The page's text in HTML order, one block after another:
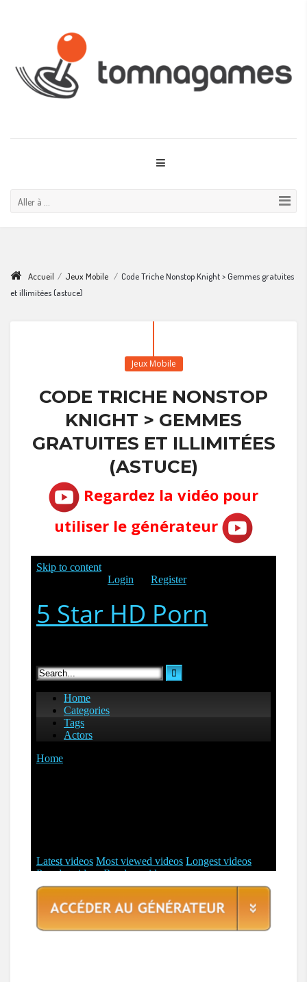
Aller à ...
Accueil / Jeux Mobile / Code Triche Nonstop Knight > Gemmes gratuites
et illimitées (astuce)
Jeux Mobile
CODE TRICHE NONSTOP
KNIGHT > GEMMES
GRATUITES ET ILLIMITÉES
(ASTUCE)
Regardez la vidéo pour
utiliser le générateur